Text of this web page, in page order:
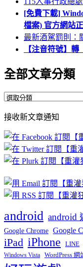
[免費下載]
檔案) 官方網站
最新酒駕罰則：
【注音符號】
全部文章分類
全
文
章
分
類
接收新文章通知
android android
Google Chrome Google
iPad iPhone LINE
Windows Vista WordPress 網